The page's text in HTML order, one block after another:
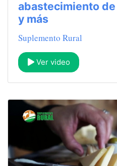
abastecimiento
y más
Suplemento Rural
Ver video